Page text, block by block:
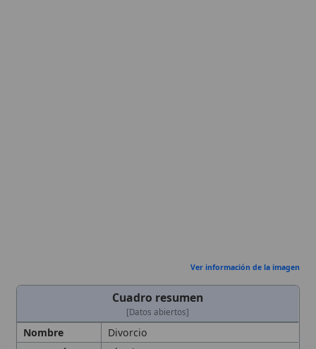
matrimonio después de un divorcio
nulidad. Rechazo del divorcio civil
como disolución del matrimonio y
afirmación de la indisolubilidad del
vínculo matrimonial según la
enseñanza católica